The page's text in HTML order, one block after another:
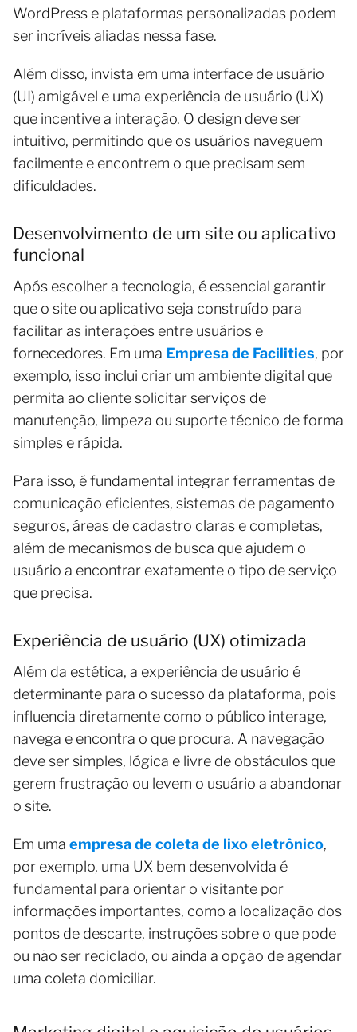
WordPress e plataformas personalizadas podem
ser incríveis aliadas nessa fase.
Além disso, invista em uma interface de usuário
(UI) amigável e uma experiência de usuário (UX)
que incentive a interação. O design deve ser
intuitivo, permitindo que os usuários naveguem
facilmente e encontrem o que precisam sem
dificuldades.
Desenvolvimento de um site ou aplicativo
funcional
Após escolher a tecnologia, é essencial garantir
que o site ou aplicativo seja construído para
facilitar as interações entre usuários e
fornecedores. Em uma Empresa de Facilities, por
exemplo, isso inclui criar um ambiente digital que
permita ao cliente solicitar serviços de
manutenção, limpeza ou suporte técnico de forma
simples e rápida.
Para isso, é fundamental integrar ferramentas de
comunicação eficientes, sistemas de pagamento
seguros, áreas de cadastro claras e completas,
além de mecanismos de busca que ajudem o
usuário a encontrar exatamente o tipo de serviço
que precisa.
Experiência de usuário (UX) otimizada
Além da estética, a experiência de usuário é
determinante para o sucesso da plataforma, pois
influencia diretamente como o público interage,
navega e encontra o que procura. A navegação
deve ser simples, lógica e livre de obstáculos que
gerem frustração ou levem o usuário a abandonar
o site.
Em uma empresa de coleta de lixo eletrônico,
por exemplo, uma UX bem desenvolvida é
fundamental para orientar o visitante por
informações importantes, como a localização dos
pontos de descarte, instruções sobre o que pode
ou não ser reciclado, ou ainda a opção de agendar
uma coleta domiciliar.